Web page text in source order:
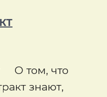
О том, что
знают,